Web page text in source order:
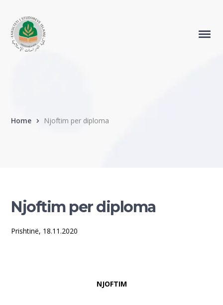
Home Njoftim per diploma
Njoftim per diploma
Prishtinë, 18.11.2020
NJOFTIM